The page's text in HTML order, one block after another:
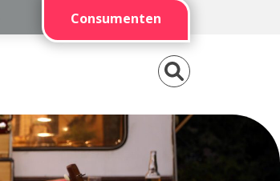
Consumenten